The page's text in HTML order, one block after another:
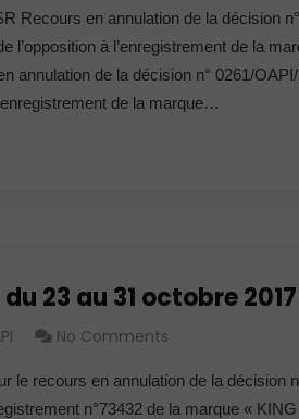
Recours en annulation de la décision
l’opposition à l’enregistrement de la
annulation de la décision n° 0261/
de la marque…
23 au 31 octobre 2017
No Comments
le recours en annulation de la décision
n°73432 de la marque «